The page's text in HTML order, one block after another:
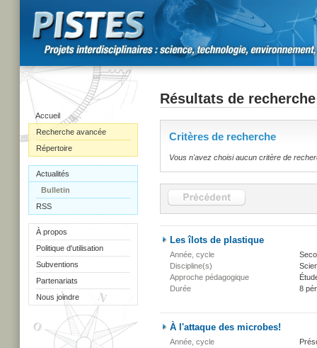
Accueil
Recherche avancée
Répertoire
Actualités
Bulletin
RSS
À propos
Politique d'utilisation
Subventions
Partenariats
Nous joindre
Résultats de recherche
Critères de recherche
Vous n'avez choisi aucun critère de
Les îlots de plastique
Année, cycle
Discipline(s)
Approche pédagogique
Durée
8
À l'attaque des microbes!
Année, cycle